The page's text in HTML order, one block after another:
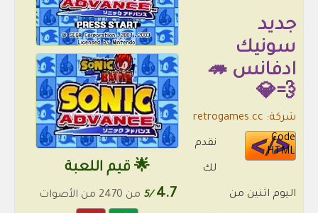
🌟 قيم اللعبة
4.7
/5 من 2470 من الأصوات
جديد
سونيك
ادفانس 🦔
💨💎
شركة: retrogames.cc
Code
HTML
نقدم
لك
اليوم اثنين من